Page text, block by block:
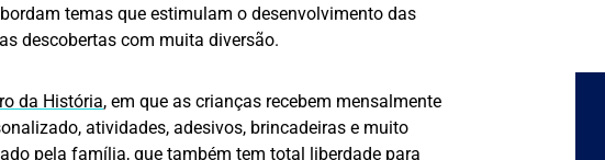
temas que estimulam o desenvolvimento das
descobertas com muita diversão.
da História, em que as crianças recebem mensalmente
atividades, adesivos, brincadeiras e muito
pela família, que também tem total liberdade para